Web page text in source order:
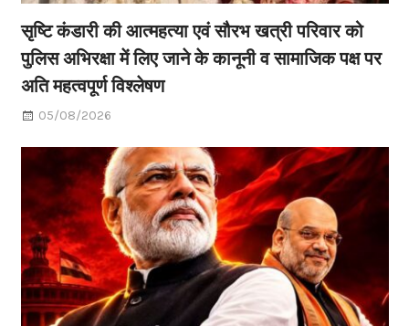
सृष्टि कंडारी की आत्महत्या एवं सौरभ खत्री परिवार को
पुलिस अभिरक्षा में लिए जाने के कानूनी व सामाजिक पक्ष पर
अति महत्वपूर्ण विश्लेषण
05/08/2026